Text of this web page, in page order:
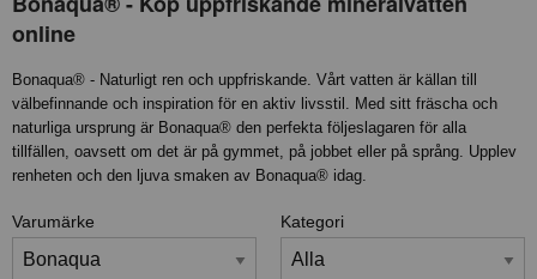
online
Bonaqua® - Naturligt ren och uppfriskande. Vårt vatten är källan till
välbefinnande och inspiration för en aktiv livsstil. Med sitt fräscha och
naturliga ursprung är Bonaqua® den perfekta följeslagaren för alla
tillfällen, oavsett om det är på gymmet, på jobbet eller på språng. Upplev
renheten och den ljuva smaken av Bonaqua® idag.
Varumärke Kategori